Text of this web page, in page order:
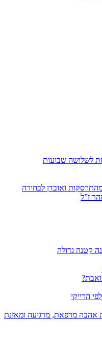
לשלושה שבועות
ואובדן לבחירה
ז”ל
הרייקי
אהבה מרפאת, מרגיעה ומאזנת